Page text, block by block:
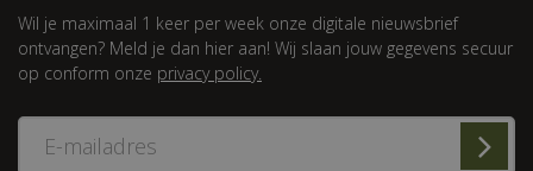
Wil je maximaal 1 keer per week onze digitale nieuwsbrief
ontvangen? Meld je dan hier aan! Wij slaan jouw gegevens secuur
op conform onze privacy policy.